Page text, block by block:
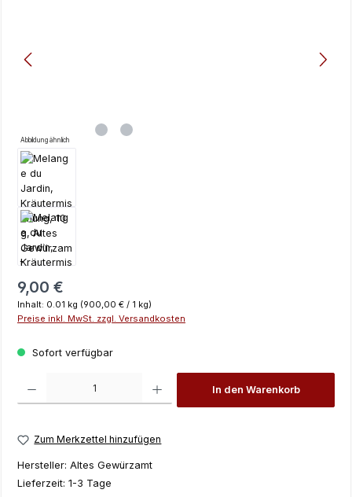
Abbildung ähnlich
Regulärer Preis:
9,00 €
Inhalt: 0.01 kg (900,00 € / 1 kg)
Preise inkl. MwSt. zzgl. Versandkosten
Sofort verfügbar
In den Warenkorb
Zum Merkzettel hinzufügen
Hersteller: Altes Gewürzamt
Lieferzeit: 1-3 Tage